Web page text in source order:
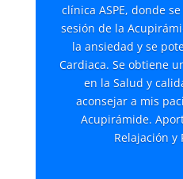
clínica ASPE, donde
sesión de la
la ansiedad y se
Cardiaca. Se obtiene
en la Salud y
aconsejar a mis
Acupirámide.
Relajación y